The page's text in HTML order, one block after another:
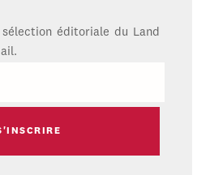
éditoriale du Land